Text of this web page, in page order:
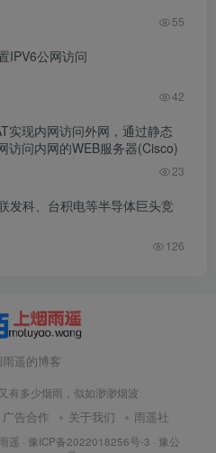
55
IPV6公网访问
42
实现内网访问外网，通过静态
访问内网的WEB服务器(Cisco)
23
发科、台积电等半导体巨头竞
126
遥的博客
有多少烟雨，似如渺渺烟波
广告合作 关于我们 雨遥社
遥 · 豫ICP备2022018256号-3 · 豫公